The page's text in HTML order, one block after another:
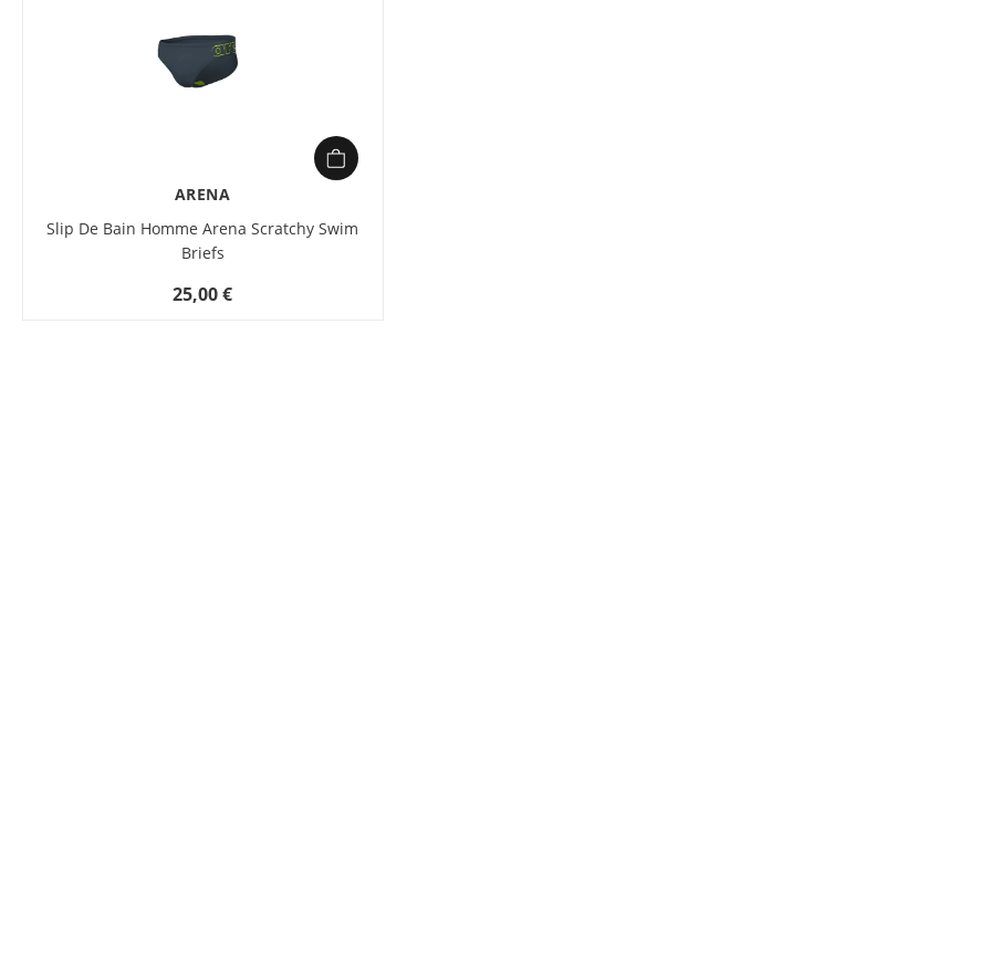
ARENA
Slip De Bain Homme Arena Scratchy Swim
Briefs
25,00 €